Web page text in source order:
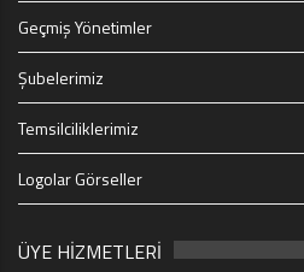
Geçmiş Yönetimler
Şubelerimiz
Temsilciliklerimiz
Logolar Görseller
ÜYE HİZMETLERİ